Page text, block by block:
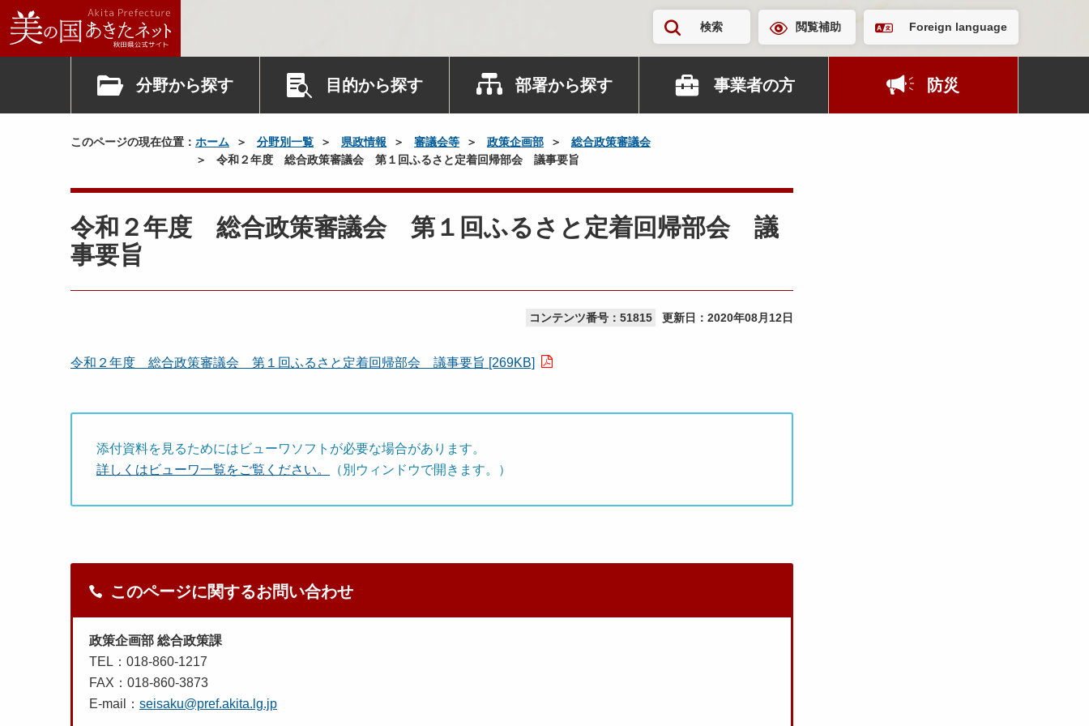
検索 閲覧補助 Foreign language
分野から探す 目的から探す 部署から探す 事業者の方 防災
このページの現在位置： ホーム 分野別一覧 県政情報 審議会等 政策企画部
総合政策審議会
令和２年度 総合政策審議会 第１回ふるさと定着回帰部会 議事要旨
令和２年度 総合政策審議会 第１回ふるさと定着回帰部会 議
事要旨
コンテンツ番号：51815 更新日： 2020年08月12日
令和２年度 総合政策審議会 第１回ふるさと定着回帰部会 議事要旨 [269KB]
添付資料を見るためにはビューワソフトが必要な場合があります。
詳しくはビューワ一覧をご覧ください。
（別ウィンドウで開きます。）
このページに関するお問い合わせ
政策企画部 総合政策課
TEL：018-860-1217
FAX：018-860-3873
E-mail： seisaku@pref.akita.lg.jp